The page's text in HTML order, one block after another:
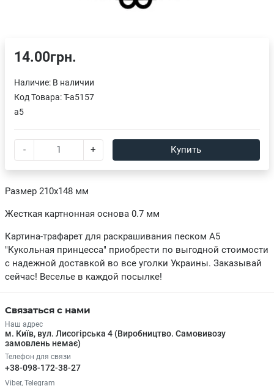
Размер 210х148 мм
Жесткая картнонная основа 0.7 мм
Картина-трафарет для раскрашивания песком А5
"Кукольная принцесса" приобрести по выгодной стоимости
с надежной доставкой во все уголки Украины. Заказывай
сейчас! Веселье в каждой посылке!
14.00грн.
Наличие: В наличии
Код Товара:T-a5157
a5
- + Купить
Связаться с нами
Наш адрес
м. Київ, вул. Лисогірська 4 (Виробництво. Самовивозу
замовлень немає)
Телефон для связи
+38-098-172-38-27
Viber, Telegram